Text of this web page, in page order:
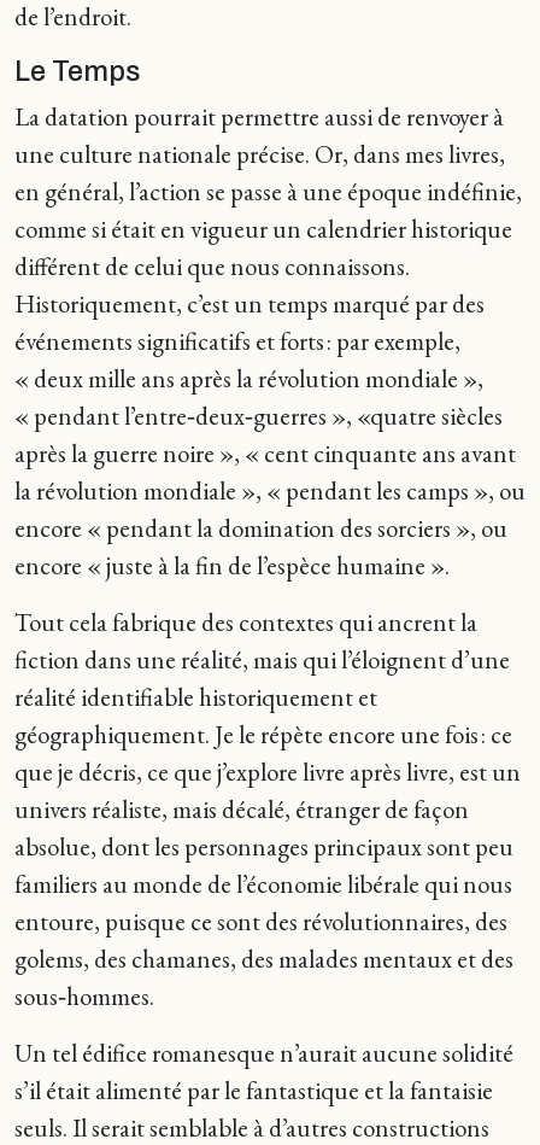
de l’endroit.
Le Temps
La datation pourrait permettre aussi de renvoyer à
une culture nationale précise. Or, dans mes livres,
en général, l’action se passe à une époque indéfinie,
comme si était en vigueur un calendrier historique
différent de celui que nous connaissons.
Historiquement, c’est un temps marqué par des
événements significatifs et forts : par exemple,
« deux mille ans après la révolution mondiale »,
« pendant l’entre‑deux‑guerres », «quatre siècles
après la guerre noire », « cent cinquante ans avant
la révolution mondiale », « pendant les camps », ou
encore « pendant la domination des sorciers », ou
encore « juste à la fin de l’espèce humaine ».
Tout cela fabrique des contextes qui ancrent la
fiction dans une réalité, mais qui l’éloignent d’une
réalité identifiable historiquement et
géographiquement. Je le répète encore une fois : ce
que je décris, ce que j’explore livre après livre, est un
univers réaliste, mais décalé, étranger de façon
absolue, dont les personnages principaux sont peu
familiers au monde de l’économie libérale qui nous
entoure, puisque ce sont des révolutionnaires, des
golems, des chamanes, des malades mentaux et des
sous‑hommes.
Un tel édifice romanesque n’aurait aucune solidité
s’il était alimenté par le fantastique et la fantaisie
seuls. Il serait semblable à d’autres constructions